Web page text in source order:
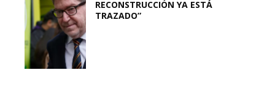
RECONSTRUCCIÓN YA ESTÁ
TRAZADO”